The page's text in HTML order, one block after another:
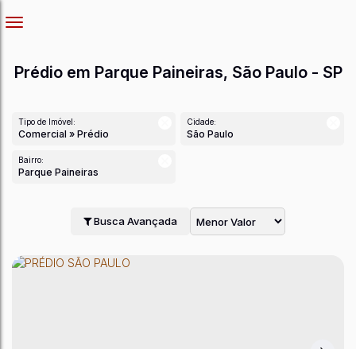
Prédio em Parque Paineiras, São Paulo - SP
Tipo de Imóvel:
Comercial » Prédio
Cidade:
São Paulo
Bairro:
Parque Paineiras
Busca Avançada